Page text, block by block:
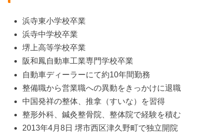
浜寺東小学校卒業
浜寺中学校卒業
堺上高等学校卒業
阪和鳳自動車工業専門学校卒業
自動車ディーラーにて約10年間勤務
整備職から営業職への異動をきっかけに退職
中国発祥の整体、推拿（すいな）を習得
整形外科、鍼灸整骨院、整体院で経験を積む
2013年4月8日 堺市西区津久野町で独立開院